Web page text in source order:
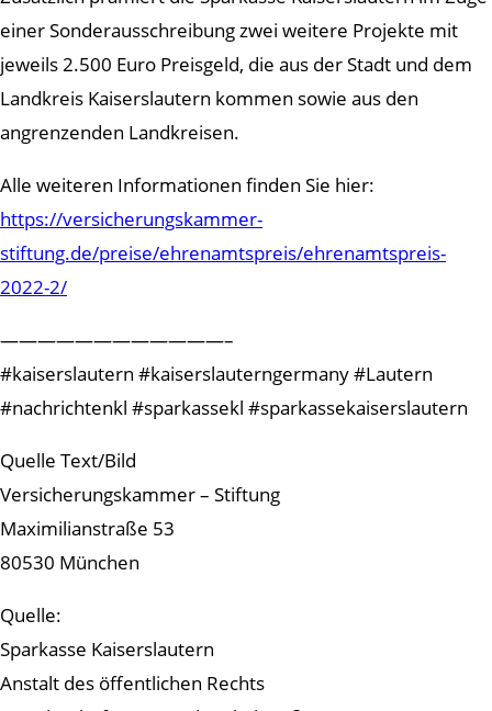
einer Sonderausschreibung zwei weitere Projekte mit
jeweils 2.500 Euro Preisgeld, die aus der Stadt und dem
Landkreis Kaiserslautern kommen sowie aus den
angrenzenden Landkreisen.
Alle weiteren Informationen finden Sie hier:
https://versicherungskammer-
stiftung.de/preise/ehrenamtspreis/ehrenamtspreis-
2022-2/
————————————–
#kaiserslautern #kaiserslauterngermany #Lautern
#nachrichtenkl #sparkassekl #sparkassekaiserslautern
Quelle Text/Bild
Versicherungskammer – Stiftung
Maximilianstraße 53
80530 München
Quelle:
Sparkasse Kaiserslautern
Anstalt des öffentlichen Rechts